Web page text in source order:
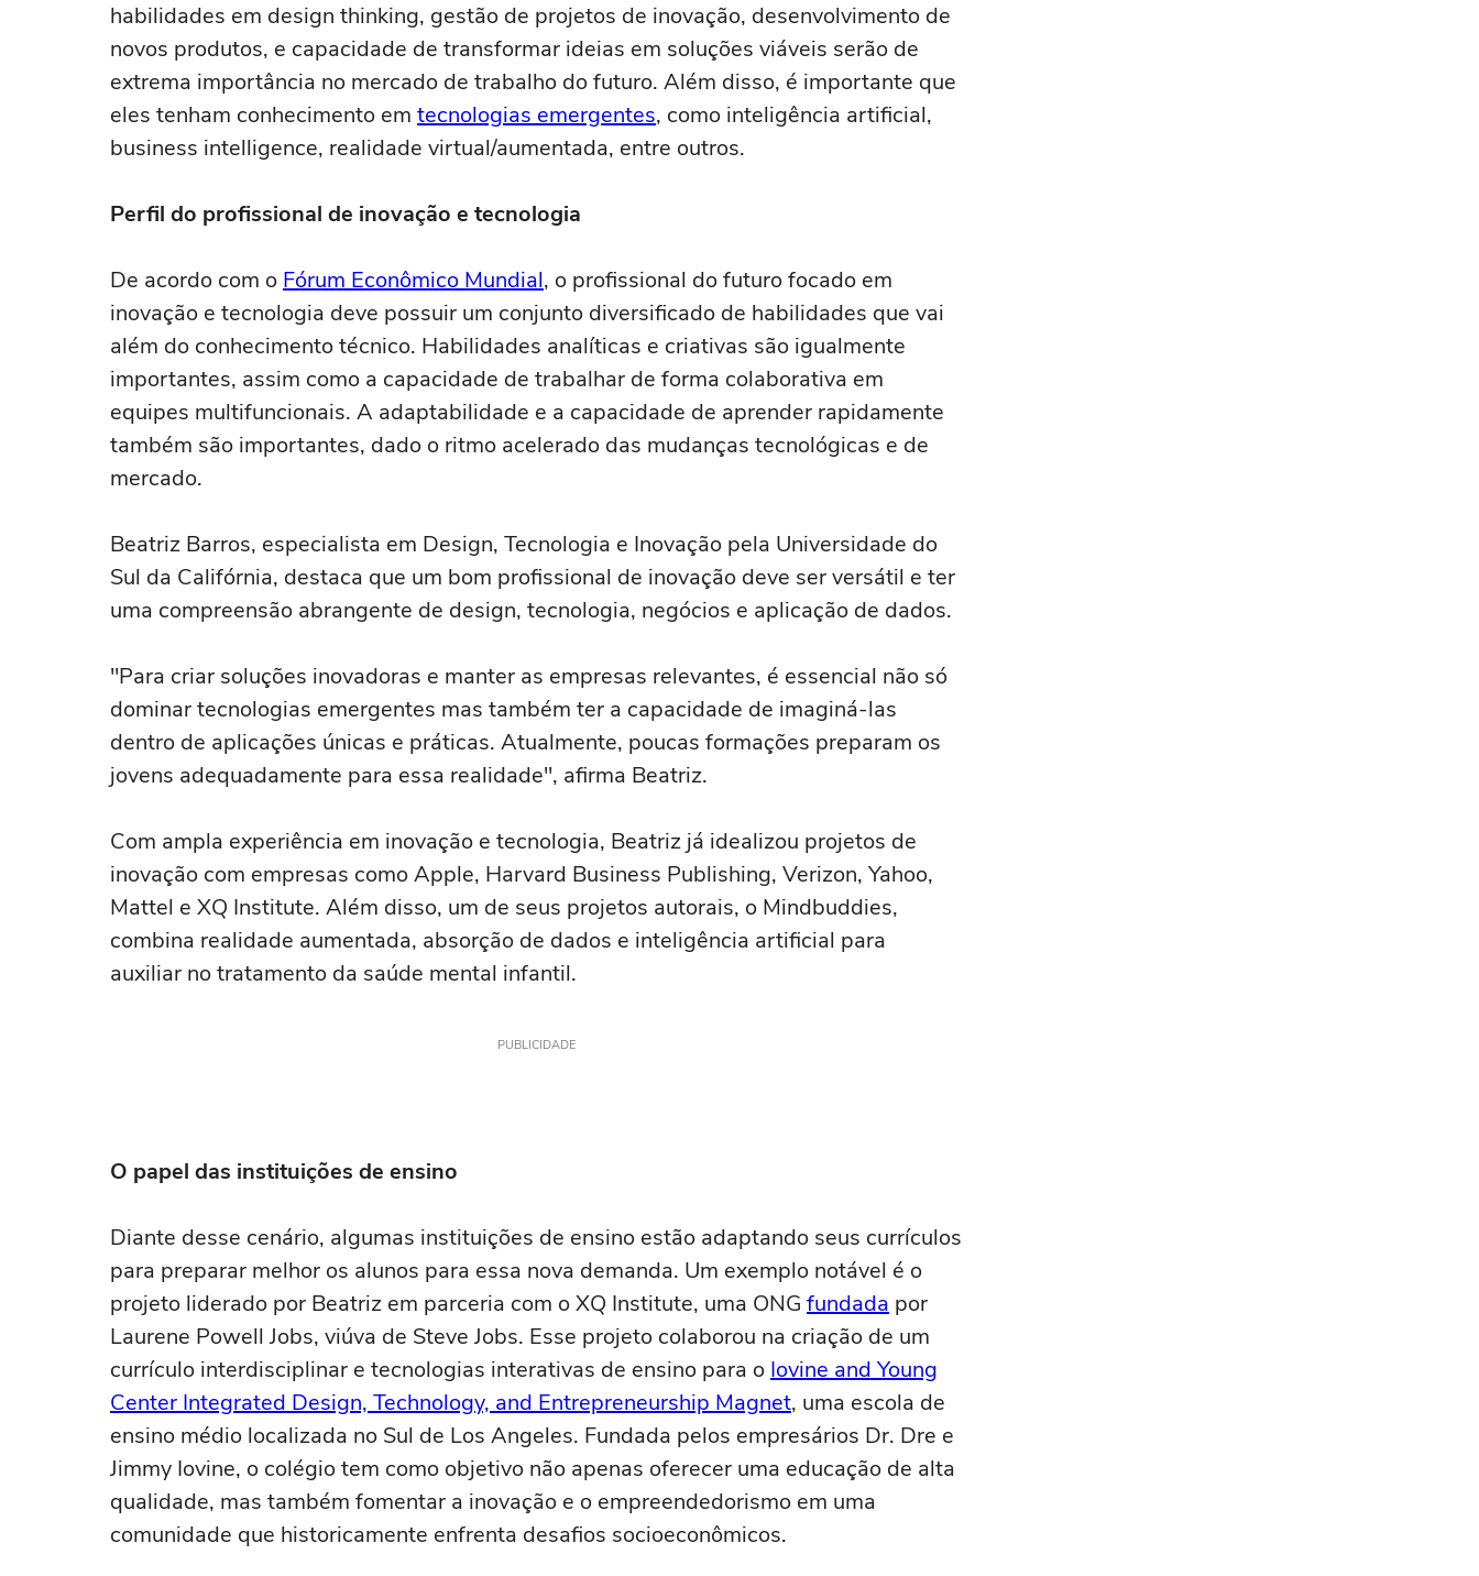
habilidades em design thinking, gestão de projetos de inovação, desenvolvimento de
novos produtos, e capacidade de transformar ideias em soluções viáveis serão de
extrema importância no mercado de trabalho do futuro. Além disso, é importante que
eles tenham conhecimento em tecnologias emergentes, como inteligência artificial,
business intelligence, realidade virtual/aumentada, entre outros.
Perfil do profissional de inovação e tecnologia
De acordo com o Fórum Econômico Mundial, o profissional do futuro focado em
inovação e tecnologia deve possuir um conjunto diversificado de habilidades que vai
além do conhecimento técnico. Habilidades analíticas e criativas são igualmente
importantes, assim como a capacidade de trabalhar de forma colaborativa em
equipes multifuncionais. A adaptabilidade e a capacidade de aprender rapidamente
também são importantes, dado o ritmo acelerado das mudanças tecnológicas e de
mercado.
Beatriz Barros, especialista em Design, Tecnologia e Inovação pela Universidade do
Sul da Califórnia, destaca que um bom profissional de inovação deve ser versátil e ter
uma compreensão abrangente de design, tecnologia, negócios e aplicação de dados.
"Para criar soluções inovadoras e manter as empresas relevantes, é essencial não só
dominar tecnologias emergentes mas também ter a capacidade de imaginá-las
dentro de aplicações únicas e práticas. Atualmente, poucas formações preparam os
jovens adequadamente para essa realidade", afirma Beatriz.
Com ampla experiência em inovação e tecnologia, Beatriz já idealizou projetos de
inovação com empresas como Apple, Harvard Business Publishing, Verizon, Yahoo,
Mattel e XQ Institute. Além disso, um de seus projetos autorais, o Mindbuddies,
combina realidade aumentada, absorção de dados e inteligência artificial para
auxiliar no tratamento da saúde mental infantil.
PUBLICIDADE
O papel das instituições de ensino
Diante desse cenário, algumas instituições de ensino estão adaptando seus currículos
para preparar melhor os alunos para essa nova demanda. Um exemplo notável é o
projeto liderado por Beatriz em parceria com o XQ Institute, uma ONG fundada por
Laurene Powell Jobs, viúva de Steve Jobs. Esse projeto colaborou na criação de um
currículo interdisciplinar e tecnologias interativas de ensino para o Iovine and Young
Center Integrated Design, Technology, and Entrepreneurship Magnet, uma escola de
ensino médio localizada no Sul de Los Angeles. Fundada pelos empresários Dr. Dre e
Jimmy Iovine, o colégio tem como objetivo não apenas oferecer uma educação de alta
qualidade, mas também fomentar a inovação e o empreendedorismo em uma
comunidade que historicamente enfrenta desafios socioeconômicos.